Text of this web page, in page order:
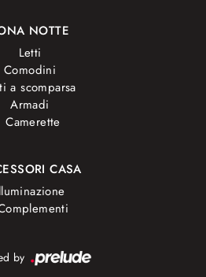
NOTTE
Letti
Comodini
a scomparsa
Armadi
Camerette
CASA
by